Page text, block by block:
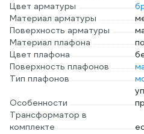
Цвет арматуры
Материал арматуры
Поверхность арматуры
Материал плафона
Цвет плафона
Поверхность плафонов
Тип плафонов
Особенности
Трансформатор в
комплекте